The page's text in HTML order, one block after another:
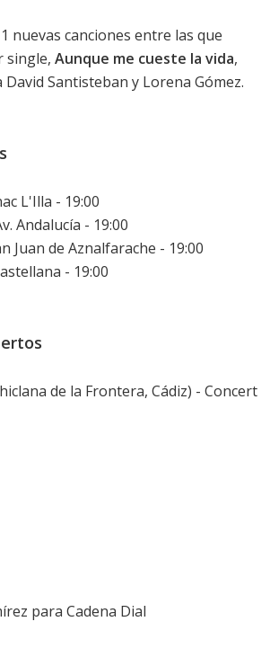
nuevas canciones entre las que
single, Aunque me cueste la vida,
Santisteban y Lorena Gómez.
L'Illa - 19:00
Andalucía - 19:00
Juan de Aznalfarache - 19:00
- 19:00
de la Frontera, Cádiz) - Concert
para Cadena Dial